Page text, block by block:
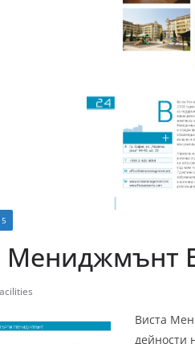
Мениджмънт
Виста
дейности